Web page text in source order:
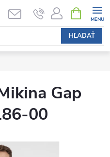
HĽADAŤ
KOŠÍK
Gap
00